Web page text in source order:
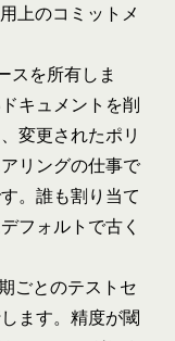
上のコミットメ
スを所有しま
キュメントを削
変更されたポリ
リングの仕事で
。誰も割り当て
フォルトで古く
ごとのテストセ
ます。精度が閾